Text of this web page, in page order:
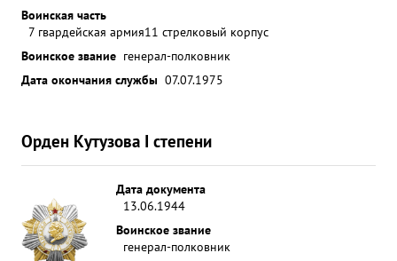
Воинская часть
7 гвардейская армия11 стрелковый корпус
Воинское звание генерал-полковник
Дата окончания службы 07.07.1975
Орден Кутузова I степени
Дата документа
13.06.1944
Воинское звание
генерал-полковник